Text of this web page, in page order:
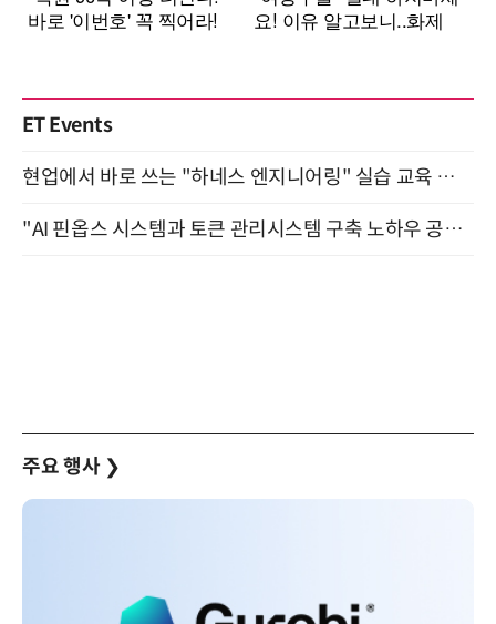
ET Events
현업에서 바로 쓰는 "하네스 엔지니어링" 실습 교육 워크숍 8월 20일 개최
"AI 핀옵스 시스템과 토큰 관리시스템 구축 노하우 공개" 잠실 한국광고문화회관 2층 대회의실 (8/21)
주요 행사 ❯